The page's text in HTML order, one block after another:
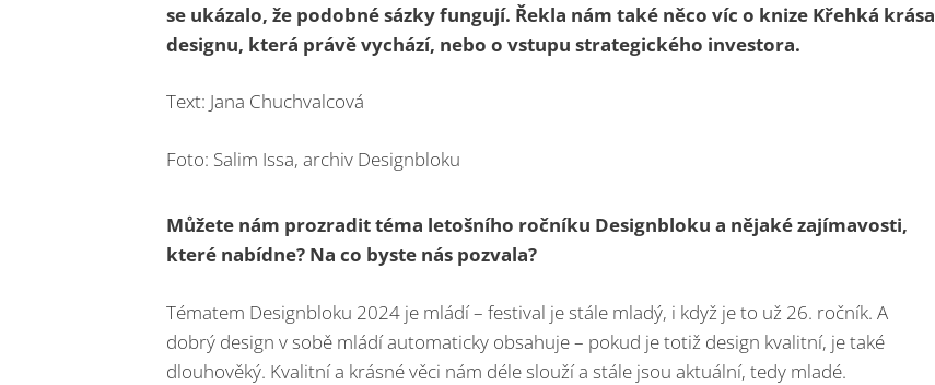
se ukázalo, že podobné sázky fungují. Řekla nám také něco víc o knize Křehká krása
designu, která právě vychází, nebo o vstupu strategického investora.
Text: Jana Chuchvalcová
Foto: Salim Issa, archiv Designbloku
Můžete nám prozradit téma letošního ročníku Designbloku a nějaké zajímavosti,
které nabídne? Na co byste nás pozvala?
Tématem Designbloku 2024 je mládí – festival je stále mladý, i když je to už 26. ročník. A
dobrý design v sobě mládí automaticky obsahuje – pokud je totiž design kvalitní, je také
dlouhověký. Kvalitní a krásné věci nám déle slouží a stále jsou aktuální, tedy mladé.